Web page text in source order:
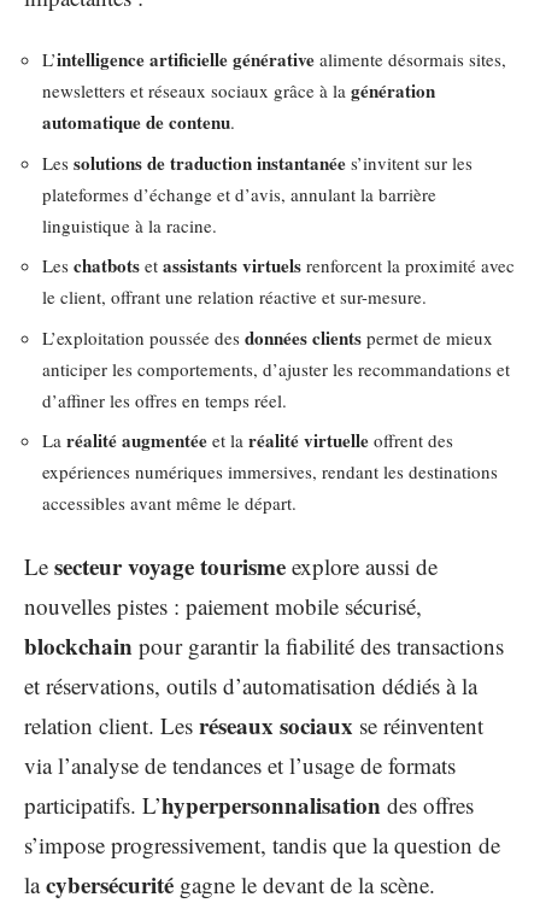
L’intelligence artificielle générative alimente désormais sites,
newsletters et réseaux sociaux grâce à la génération
automatique de contenu.
Les solutions de traduction instantanée s’invitent sur les
plateformes d’échange et d’avis, annulant la barrière
linguistique à la racine.
Les chatbots et assistants virtuels renforcent la proximité avec
le client, offrant une relation réactive et sur-mesure.
L’exploitation poussée des données clients permet de mieux
anticiper les comportements, d’ajuster les recommandations et
d’affiner les offres en temps réel.
La réalité augmentée et la réalité virtuelle offrent des
expériences numériques immersives, rendant les destinations
accessibles avant même le départ.
Le secteur voyage tourisme explore aussi de
nouvelles pistes : paiement mobile sécurisé,
blockchain pour garantir la fiabilité des transactions
et réservations, outils d’automatisation dédiés à la
relation client. Les réseaux sociaux se réinventent
via l’analyse de tendances et l’usage de formats
participatifs. L’hyperpersonnalisation des offres
s’impose progressivement, tandis que la question de
lacybersécurité gagne le devant de la scène.